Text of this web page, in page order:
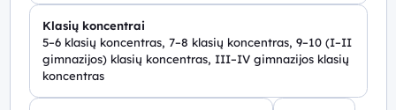
Klasių koncentrai
5–6 klasių koncentras, 7–8 klasių koncentras, 9–10 (I–II
gimnazijos) klasių koncentras, III–IV gimnazijos klasių
koncentras